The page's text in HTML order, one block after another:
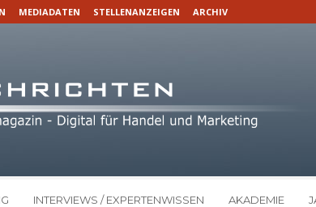
MEDIADATEN STELLENANZEIGEN ARCHIV
INTERVIEWS / EXPERTENWISSEN AKADEMIE